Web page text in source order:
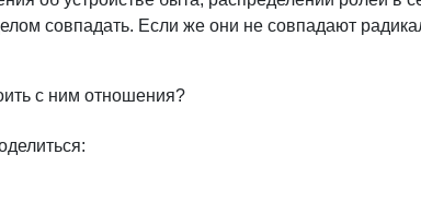
совпадать. Если же они не совпадают
с ним отношения?